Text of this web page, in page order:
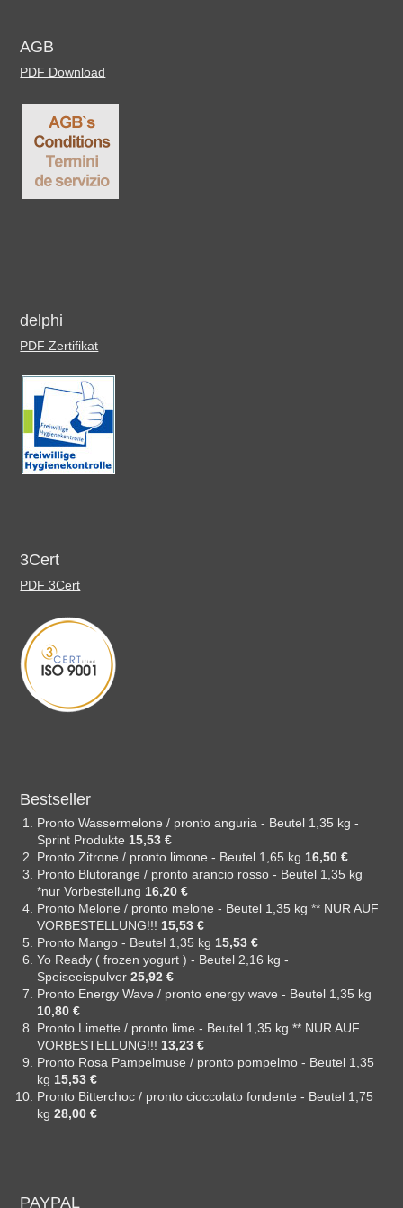
AGB
PDF Download
delphi
PDF Zertifikat
3Cert
PDF 3Cert
Bestseller
Pronto Wassermelone / pronto anguria - Beutel 1,35 kg -
Sprint Produkte 15,53 €
Pronto Zitrone / pronto limone - Beutel 1,65 kg 16,50 €
Pronto Blutorange / pronto arancio rosso - Beutel 1,35 kg
*nur Vorbestellung 16,20 €
Pronto Melone / pronto melone - Beutel 1,35 kg ** NUR AUF
VORBESTELLUNG!!! 15,53 €
Pronto Mango - Beutel 1,35 kg 15,53 €
Yo Ready ( frozen yogurt ) - Beutel 2,16 kg -
Speiseeispulver25,92 €
Pronto Energy Wave / pronto energy wave - Beutel 1,35 kg
10,80 €
Pronto Limette / pronto lime - Beutel 1,35 kg ** NUR AUF
VORBESTELLUNG!!! 13,23 €
Pronto Rosa Pampelmuse / pronto pompelmo - Beutel 1,35
kg 15,53 €
Pronto Bitterchoc / pronto cioccolato fondente - Beutel 1,75
kg28,00 €
PAYPAL